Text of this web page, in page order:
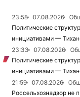
23:58 07.08.2026
Политические
инициативами —
23:33
07.08.2026
Политические
инициативами —
21:59
07.08.2026
Россельхознадзор не